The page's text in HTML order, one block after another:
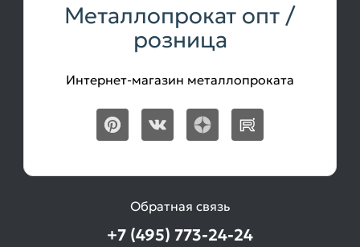
Металлопрокат опт /
розница
Интернет-магазин металлопроката
Обратная связь
+7 (495) 773-24-24